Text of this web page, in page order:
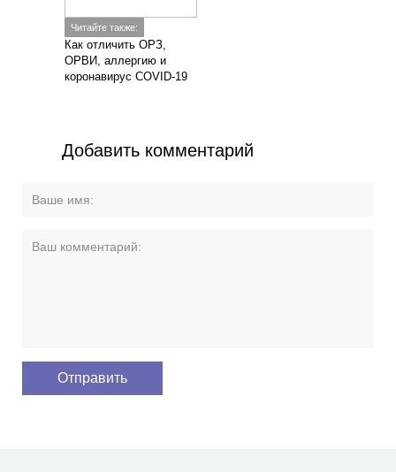
Читайте также:
Как отличить ОРЗ,
ОРВИ, аллергию и
коронавирус COVID-19
Добавить комментарий